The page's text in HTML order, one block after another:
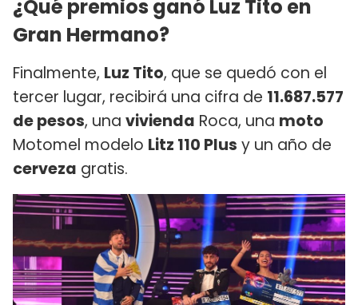
¿Qué premios ganó Luz Tito en
Gran Hermano?
Finalmente, Luz Tito, que se quedó con el
tercer lugar, recibirá una cifra de 11.687.577
de pesos, una vivienda Roca, una moto
Motomel modelo Litz 110 Plus y un año de
cerveza gratis.